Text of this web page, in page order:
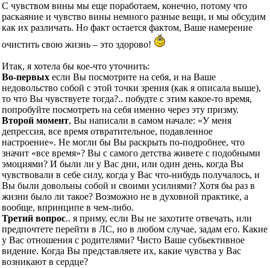
С чувством вины мы еще поработаем, конечно, потому что
раскаяние и чувство вины немного разные вещи, и мы обсудим
как их различать. Но факт остается фактом, Ваше намерение
очистить свою жизнь – это здорово!
Итак, я хотела бы кое-что уточнить:
Во-первых если Вы посмотрите на себя, и на Ваше
недовольство собой с этой точки зрения (как я описала выше),
то что Вы чувствуете тогда?.. побудте с этим какое-то время,
попробуйте посмотреть на себя именно через эту призму.
Второй момент, Вы написали в самом начале: «У меня
депрессия, все время отвратительное, подавленное
настроение». Не могли бы Вы раскрыть по-подробнее, что
значит «все время»? Вы с самого детства живете с подобными
эмоциями? И были ли у Вас дни, или один день, когда Вы
чувствовали в себе силу, когда у Вас что-нибудь получалось, и
Вы были довольны собой и своими усилиями? Хотя бы раз в
жизни было ли такое? Возможно не в духовной практике, а
вообще, впринципе в чем-либо.
Третий вопрос.. я приму, если Вы не захотите отвечать, или
предпочтете перейти в ЛС, но в любом случае, задам его. Какие
у Вас отношения с родителями? Чисто Ваше субьективное
видение. Когда Вы представляете их, какие чувства у Вас
возникают в сердце?